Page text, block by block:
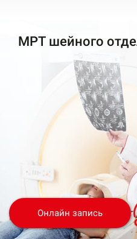
МРТ шейного
Онлайн запиcь